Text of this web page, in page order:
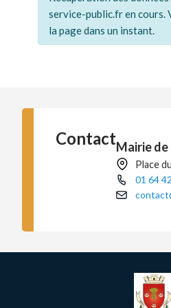
service-public.fr en cours.
la page dans un instant.
ContactMairie
Place
01 64